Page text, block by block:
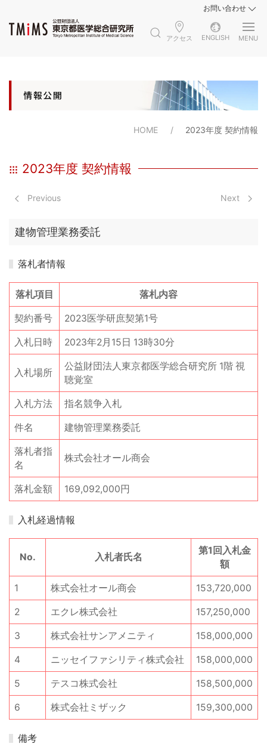
お問い合わせ
アクセス ENGLISH MENU
HOME 2023年度 契約情報
2023年度 契約情報
Previous Next
建物管理業務委託
落札者情報
落札項目 落札内容
契約番号 2023医学研庶契第1号
入札日時 2023年2月15日 13時30分
入札場所
公益財団法人東京都医学総合研究所 1階 視
聴覚室
入札方法 指名競争入札
件名 建物管理業務委託
落札者指
名
株式会社オール商会
落札金額 169,092,000円
入札経過情報
No. 入札者氏名
第1回入札金
額
1 株式会社オール商会 153,720,000
2 エクレ株式会社 157,250,000
3 株式会社サンアメニティ 158,000,000
4 ニッセイファシリティ株式会社 158,000,000
5 テスコ株式会社 158,500,000
6 株式会社ミザック 159,300,000
備考